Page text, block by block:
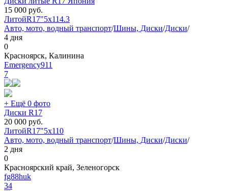
15 000 руб.
ЛитойR17"5x114.3
Авто, мото, водный транспорт/Шины, Диски/Диски/
4 дня
0
Красноярск, Калинина
Emergency911
7
+ Ещё 0 фото
Диски R17
20 000 руб.
ЛитойR17"5x110
Авто, мото, водный транспорт/Шины, Диски/Диски/
2 дня
0
Красноярский край, Зеленогорск
fg88huk
34